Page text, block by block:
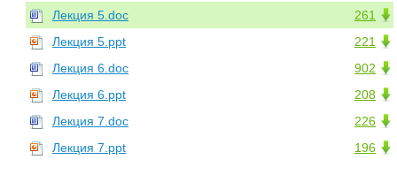
261
Лекция 5.doc
221
Лекция 5.ppt
902
Лекция 6.doc
208
Лекция 6.ppt
226
Лекция 7.doc
196
Лекция 7.ppt